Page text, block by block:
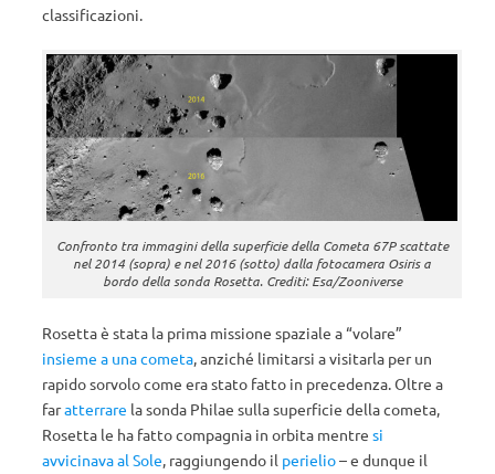
classificazioni.
Confronto tra immagini della superficie della Cometa 67P scattate
nel 2014 (sopra) e nel 2016 (sotto) dalla fotocamera Osiris a
bordo della sonda Rosetta. Crediti: Esa/Zooniverse
Rosetta è stata la prima missione spaziale a “volare”
insieme a una cometa, anziché limitarsi a visitarla per un
rapido sorvolo come era stato fatto in precedenza. Oltre a
faratterrare la sonda Philae sulla superficie della cometa,
Rosetta le ha fatto compagnia in orbita mentre si
avvicinava al Sole, raggiungendo il perielio– e dunque il